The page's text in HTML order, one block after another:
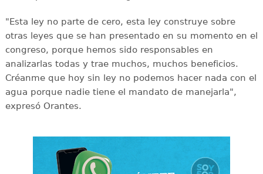
"Esta ley no parte de cero, esta ley construye sobre
otras leyes que se han presentado en su momento en el
congreso, porque hemos sido responsables en
analizarlas todas y trae muchos, muchos beneficios.
Créanme que hoy sin ley no podemos hacer nada con el
agua porque nadie tiene el mandato de manejarla",
expresó Orantes.